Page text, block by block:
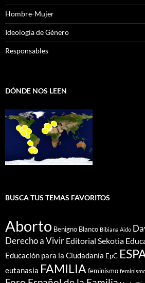
Hombre-Mujer
Ideología de Género
Responsables
DÓNDE NOS LEEN
BUSCA TUS TEMAS FAVORITOS
Aborto Benigno Blanco Bibiana Aido
Derecho a Vivir Editorial Sekotia
Educación para la Ciudadanía EpC
eutanasia FAMILIA feminismo